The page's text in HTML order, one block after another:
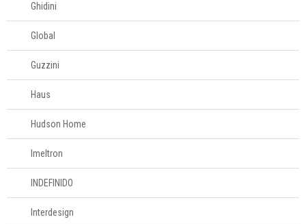
Ghidini
Global
Guzzini
Haus
Hudson Home
Imeltron
INDEFINIDO
Interdesign